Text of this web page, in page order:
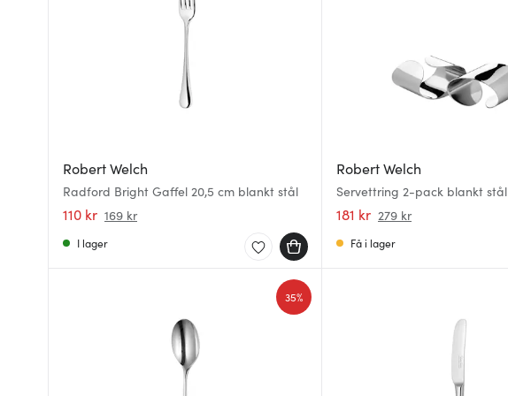
Robert Welch
Radford Bright Gaffel 20,5 cm blankt stål
110 kr 169 kr
I lager
Robert Welch
Servettring 2-pack blankt stål
181 kr 279 kr
Få i lager
35%